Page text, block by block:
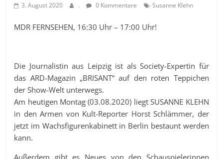
3. August 2020 . 0 Kommentare Susanne Klehn
MDR FERNSEHEN, 16:30 Uhr – 17:00 Uhr!
Die Journalistin aus Leipzig ist als Society-Expertin für
das ARD-Magazin „BRISANT“ auf den roten Teppichen
der Show-Welt unterwegs.
Am heutigen Montag (03.08.2020) liegt SUSANNE KLEHN
in den Armen von Kult-Reporter Horst Schlämmer, der
jetzt im Wachsfigurenkabinett in Berlin bestaunt werden
kann.
Außerdem gibt es Neues von den Schauspielerinnen